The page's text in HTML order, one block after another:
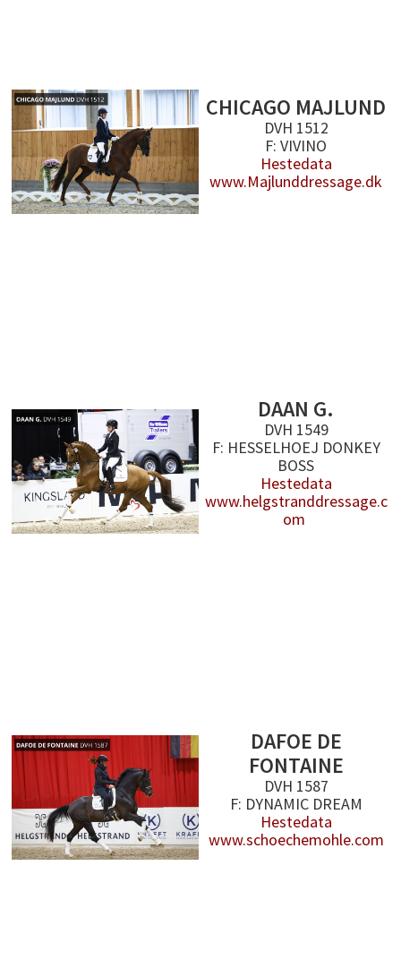
CHICAGO MAJLUND
DVH 1512
F: VIVINO
Hestedata
www.Majlunddressage.dk
DAAN G.
DVH 1549
F: HESSELHOEJ DONKEY
BOSS
Hestedata
www.helgstranddressage.c
om
DAFOE DE
FONTAINE
DVH 1587
F: DYNAMIC DREAM
Hestedata
www.schoechemohle.com